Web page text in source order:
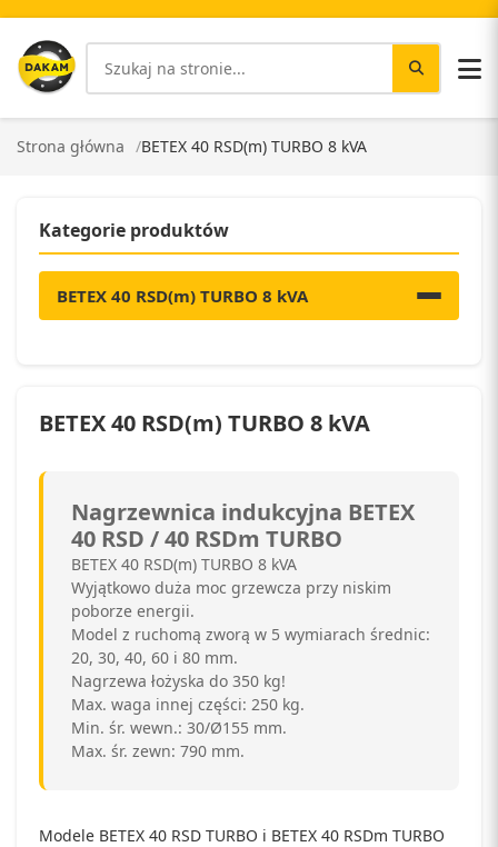
Strona główna BETEX 40 RSD(m) TURBO 8 kVA
Kategorie produktów
BETEX 40 RSD(m) TURBO 8 kVA
BETEX 40 RSD(m) TURBO 8 kVA
Nagrzewnica indukcyjna BETEX
40 RSD / 40 RSDm TURBO
BETEX 40 RSD(m) TURBO 8 kVA
Wyjątkowo duża moc grzewcza przy niskim
poborze energii.
Model z ruchomą zworą w 5 wymiarach średnic:
20, 30, 40, 60 i 80 mm.
Nagrzewa łożyska do 350 kg!
Max. waga innej części: 250 kg.
Min. śr. wewn.: 30/Ø155 mm.
Max. śr. zewn: 790 mm.
Modele BETEX 40 RSD TURBO i BETEX 40 RSDm TURBO